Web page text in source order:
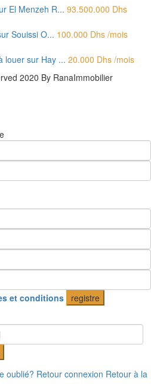
El Menzeh R... 93.500.000 Dhs
Souissi O... 100.000 Dhs /mois
louer sur Hay ... 20.000 Dhs /mois
2020 By RanaImmobilier
et conditions
registre
oublié? Retour connexion Retour à la